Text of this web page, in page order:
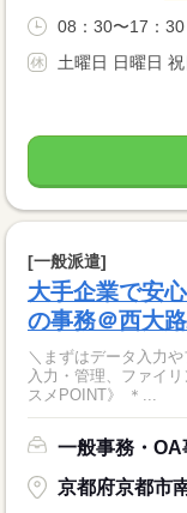
08：30〜17：30
土曜日 日曜日 祝
[一般派遣]
大手企業で安
の事務＠西大
＼まずはデータ入力や
入力・管理、ファイリ
スメPOINT》 ＊...
一般事務・OA
京都府京都市